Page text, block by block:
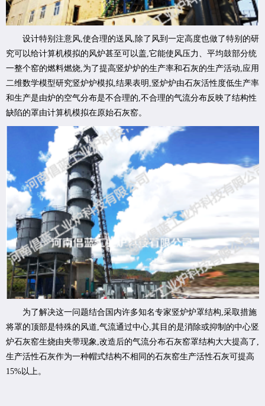
设计特别注意风,使合理的送风,除了风到一定高度也做了特别的研
究可以给计算机模拟的风炉甚至可以盖,它能使风压力、平均鼓部分统
一整个窑的燃料燃烧,为了提高竖炉炉的生产率和石灰的生产活动,应用
二维数学模型研究竖炉炉模拟,结果表明,竖炉炉由石灰活性度低生产率
和生产是由炉的空气分布是不合理的,不合理的气流分布反映了结构性
缺陷的罩由计算机模拟在原始石灰窑。
为了解决这一问题结合国内许多知名专家竖炉炉罩结构,采取措施
将罩的顶部是特殊的风道,气流通过中心,其目的是消除或抑制的中心竖
炉石灰窑生烧由夹带现象,改造后的气流分布石灰窑罩结构大大提高了,
生产活性石灰作为一种帽式结构不相同的石灰窑生产活性石灰可提高
15%以上。